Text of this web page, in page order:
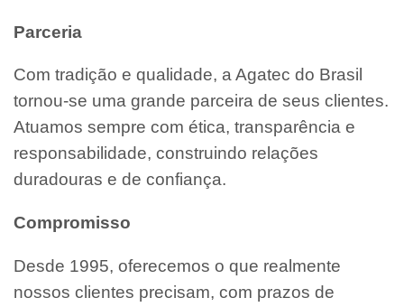
Parceria
Com tradição e qualidade, a Agatec do Brasil
tornou-se uma grande parceira de seus clientes.
Atuamos sempre com ética, transparência e
responsabilidade, construindo relações
duradouras e de confiança.
Compromisso
Desde 1995, oferecemos o que realmente
nossos clientes precisam, com prazos de